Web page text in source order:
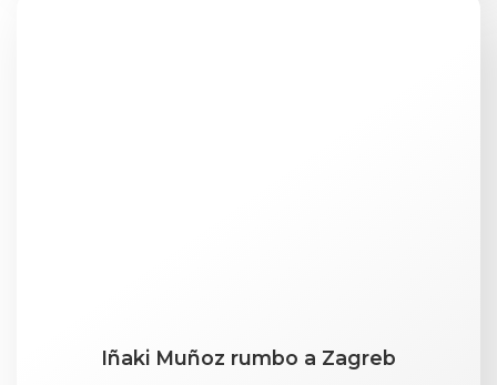
Iñaki Muñoz rumbo a Zagreb